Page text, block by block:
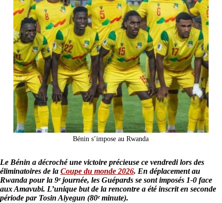
Bénin s’impose au Rwanda
Le Bénin a décroché une victoire précieuse ce vendredi lors des
éliminatoires de la Coupe du monde 2026. En déplacement au
Rwanda pour la 9ᵉ journée, les Guépards se sont imposés 1-0 face
aux Amavubi. L’unique but de la rencontre a été inscrit en seconde
période par Tosin Aiyegun (80ᵉ minute).